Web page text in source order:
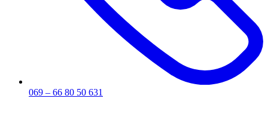
069 – 66 80 50 631